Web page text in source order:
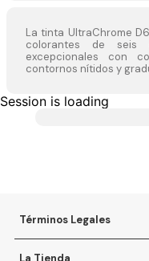
La tinta UltraChrome
colorantes de seis
excepcionales con
contornos nítidos y
Session is loading
Términos Legales
La Tienda